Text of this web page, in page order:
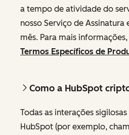
a tempo de atividade do
nosso Serviço de
mês. Para mais
Termos Específicos de
Como a HubSpot
Todas as interações
HubSpot (por exemplo,